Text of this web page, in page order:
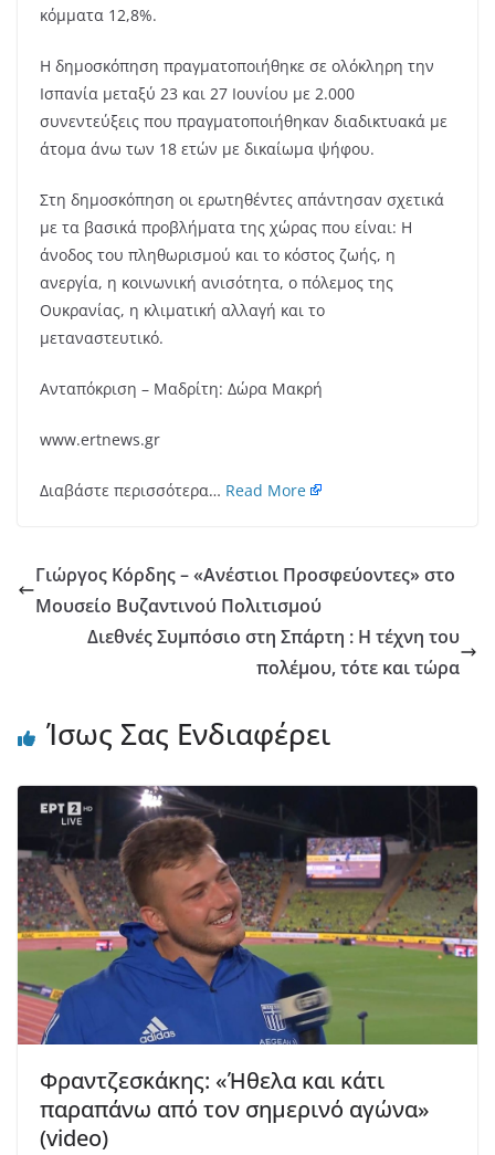
κόμματα 12,8%.
Η δημοσκόπηση πραγματοποιήθηκε σε ολόκληρη την
Ισπανία μεταξύ 23 και 27 Ιουνίου με 2.000
συνεντεύξεις που πραγματοποιήθηκαν διαδικτυακά με
άτομα άνω των 18 ετών με δικαίωμα ψήφου.
Στη δημοσκόπηση οι ερωτηθέντες απάντησαν σχετικά
με τα βασικά προβλήματα της χώρας που είναι: Η
άνοδος του πληθωρισμού και το κόστος ζωής, η
ανεργία, η κοινωνική ανισότητα, ο πόλεμος της
Ουκρανίας, η κλιματική αλλαγή και το
μεταναστευτικό.
Ανταπόκριση – Μαδρίτη: Δώρα Μακρή
www.ertnews.gr
Διαβάστε περισσότερα… Read More
Γιώργος Κόρδης – «Ανέστιοι Προσφεύοντες» στο
Μουσείο Βυζαντινού Πολιτισμού
Διεθνές Συμπόσιο στη Σπάρτη : Η τέχνη του
πολέμου, τότε και τώρα
Ίσως Σας Ενδιαφέρει
Φραντζεσκάκης: «Ήθελα και κάτι
παραπάνω από τον σημερινό αγώνα»
(video)